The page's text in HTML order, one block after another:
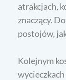
atrakcjach,
znaczący.
postojów,
Kolejnym